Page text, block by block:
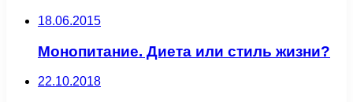
18.06.2015
Монопитание. Диета или стиль жизни?
22.10.2018